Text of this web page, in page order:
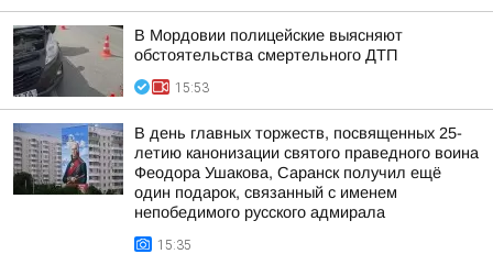
В Мордовии полицейские выясняют
обстоятельства смертельного ДТП
15:53
В день главных торжеств, посвященных 25-
летию канонизации святого праведного воина
Феодора Ушакова, Саранск получил ещё
один подарок, связанный с именем
непобедимого русского адмирала
15:35